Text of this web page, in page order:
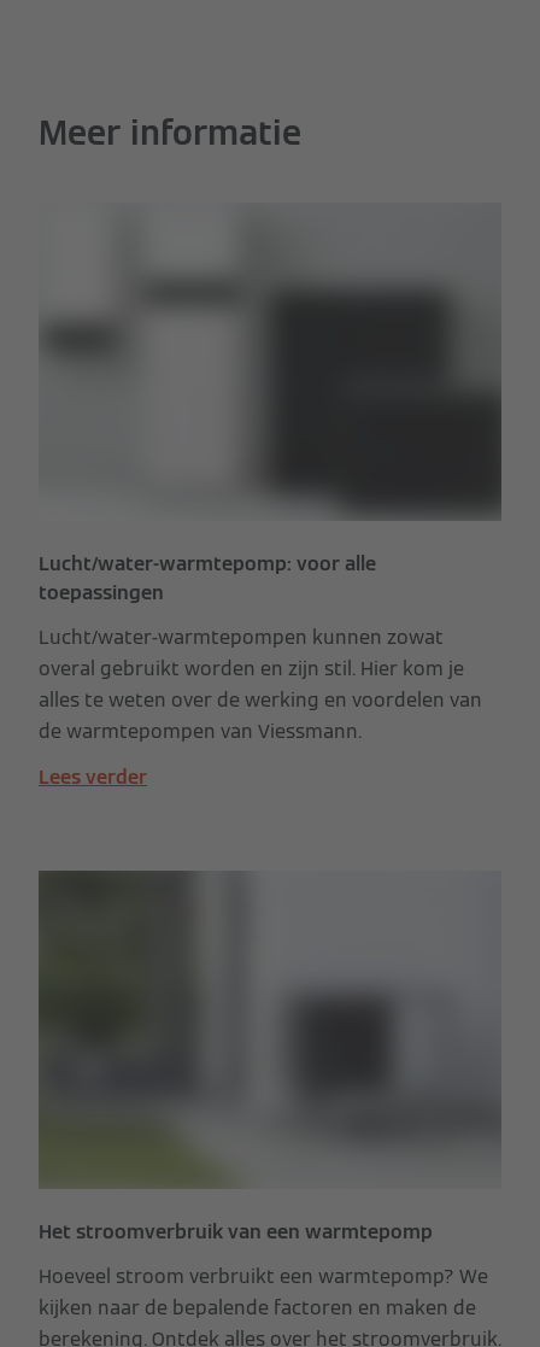
Meer informatie
Lucht/water-warmtepomp: voor alle
toepassingen
Lucht/water-warmtepompen kunnen zowat
overal gebruikt worden en zijn stil. Hier kom je
alles te weten over de werking en voordelen van
de warmtepompen van Viessmann.
Lees verder
Het stroomverbruik van een warmtepomp
Hoeveel stroom verbruikt een warmtepomp? We
kijken naar de bepalende factoren en maken de
berekening. Ontdek alles over het stroomverbruik.